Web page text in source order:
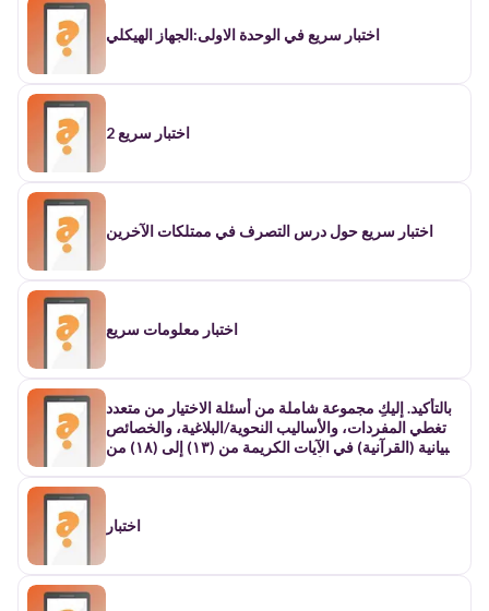
اختبار سريع في الوحدة الاولى:الجهاز الهيكلي
اختبار سريع 2
اختبار سريع حول درس التصرف في ممتلكات الآخرين
اختبار معلومات سريع
بالتأكيد. إليكِ مجموعة شاملة من أسئلة الاختيار من متعدد
تغطي المفردات، والأساليب النحوية/البلاغية، والخصائص
البيانية (القرآنية) في الآيات الكريمة من (١٣) إلى (١٨) من
| ما المعنى الدقيق لكلمة \{لَيَحْزُنُنِي\} في قول يعقوب عليه
اختبار